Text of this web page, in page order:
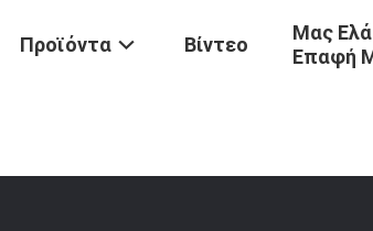
Προϊόντα Βίντεο
Μας
Επαφή